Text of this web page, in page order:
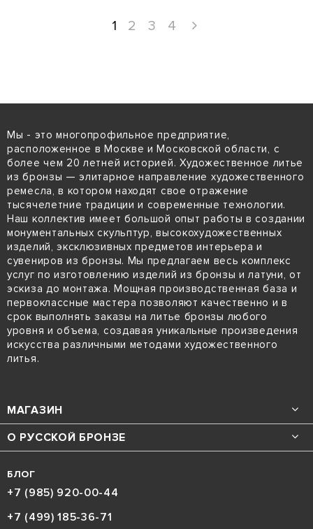
1 2 3 4
Мы - это многопрофильное предприятие,
расположенное в Москве и Московской области, с
более чем 20 летней историей. Художественное литье
из бронзы — элитарное направление художественного
ремесла, в котором находят свое отражение
тысячелетние традиции и современные технологии.
Наш коллектив имеет большой опыт работы в создании
монументальных скульптур, высокохудожественных
изделий, эксклюзивных предметов интерьера и
сувениров из бронзы. Мы предлагаем весь комплекс
услуг по изготовлению изделий из бронзы и латуни, от
эскиза до монтажа. Мощная производственная база и
первоклассные мастера позволяют качественно и в
срок выполнять заказы на литье бронзы любого
уровня и объема, создавая уникальные произведения
искусства различными методами художественного
литья.
МАГАЗИН
О РУССКОЙ БРОНЗЕ
БЛОГ
+7 (985) 920-00-44
+7 (499) 185-36-71